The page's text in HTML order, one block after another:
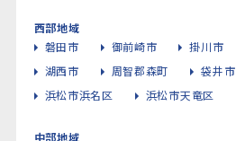
西部地域
磐田市
御前崎市 掛川市
湖西市
周智郡森町 袋井市
浜松市浜名区
浜松市天竜区
中部地域